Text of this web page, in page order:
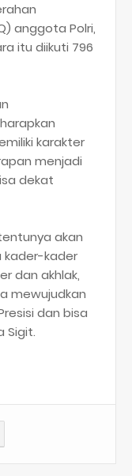
anggota Polri,
itu diikuti 796
karakter
menjadi
dekat
akan
kader-kader
dan akhlak,
mewujudkan
dan bisa
Sigit.